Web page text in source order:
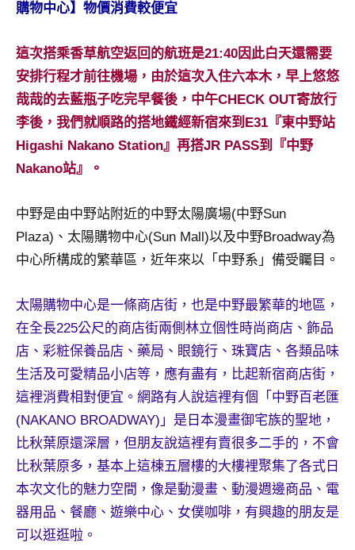
底、
景
節
目
主
持、
吳
哥
國
旅
遊
者、
各
發
表
會
活
動
主
持、
學
企
購物中心】物價消費較便宜
這次搭乘香草航空返回的航班是21:40因此白天還需要
安排行程才前往機場，由於這次入住六本木，早上悠悠
哉哉的去藍瓶子吃完早餐後，中午CHECK OUT寄放行
李後，我們就順路的搭地鐵經新宿來到E31『東中野站
Higashi Nakano Station』再搭JR PASS到『中野
Nakano站』。
中野是由中野站附近的中野太陽廣場(中野Sun
Plaza)、太陽購物中心(Sun Mall)以及中野Broadway為
中心所構成的繁華區，近年來以「中野系」備受矚目。
太陽購物中心是一條商店街，也是中野最繁華的地區，
在全長225公尺的商店街兩側林立個性時尚商店、飾品
店、彩粧保養品店、藥局、眼鏡行、珠寶店、各類品味
生活及可愛精品小店等，應有盡有，比起新宿商店街，
這裡消費相對便宜。網路有人說這裡有個「中野百老匯
(NAKANO BROADWAY)」是日本漫畫御宅族的聖地，
比秋葉原還深層，但朋友說這裡有賣很多二手的，不會
比秋葉原多，基本上這棟五層樓的大樓裡聚集了各式日
本次文化的魅力空間，像是動漫畫、動漫週邊商品、電
器用品、餐廳、遊樂中心、女僕咖啡，有興趣的朋友是
可以逛逛啦。